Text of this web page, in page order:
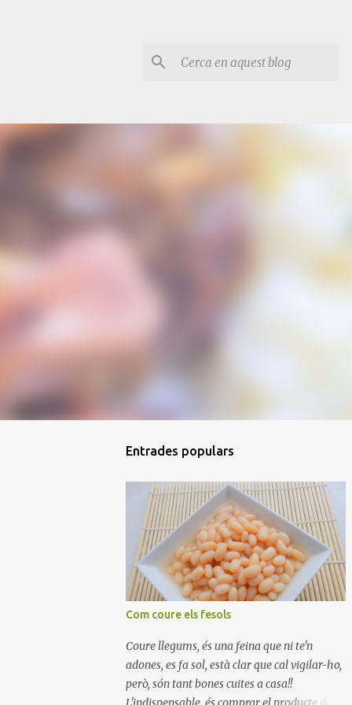
Entrades populars
Com coure els fesols
Coure llegums, és una feina que ni te'n
adones, es fa sol, està clar que cal vigilar-ho,
però, són tant bones cuites a casa!!